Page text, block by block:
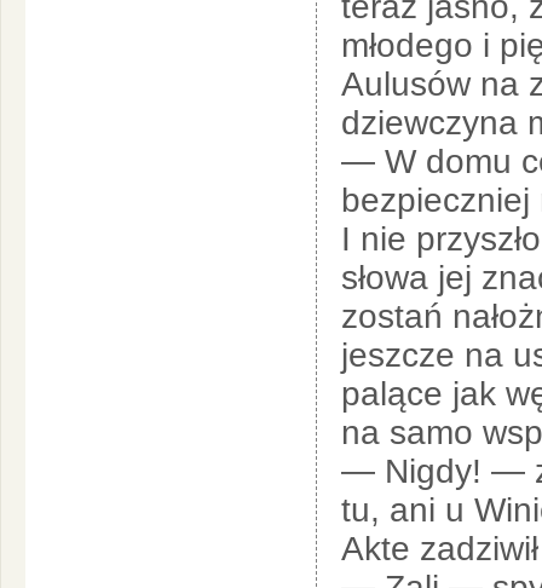
młodego i
Aulusów na
dziewczyna
— W domu
I nie
słowa jej
zostań
jeszcze na
palące jak
na samo
— Nigdy! —
tu, ani u
Akte